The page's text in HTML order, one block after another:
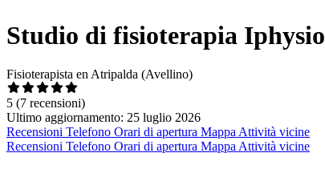
Studio di fisioterapia Iphysio
Fisioterapista en Atripalda (Avellino)
5 (7 recensioni)
Ultimo aggiornamento: 25 luglio 2026
Recensioni Telefono Orari di apertura Mappa Attività vicine
Recensioni Telefono Orari di apertura Mappa Attività vicine